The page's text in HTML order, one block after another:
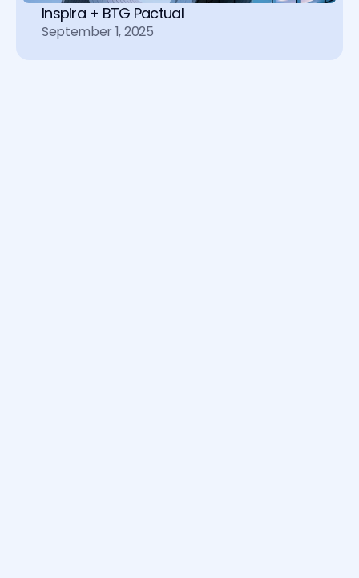
Inspira + BTG Pactual
September 1, 2025